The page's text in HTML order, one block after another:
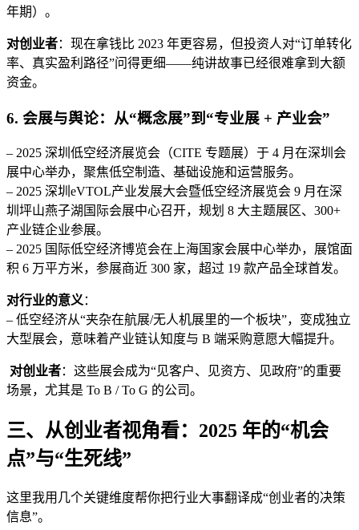
年期）。
对创业者：现在拿钱比 2023 年更容易，但投资人对“订单转化
率、真实盈利路径”问得更细——纯讲故事已经很难拿到大额
资金。
6. 会展与舆论：从“概念展”到“专业展 + 产业会”
– 2025 深圳低空经济展览会（CITE 专题展）于 4 月在深圳会
展中心举办，聚焦低空制造、基础设施和运营服务。
– 2025 深圳eVTOL产业发展大会暨低空经济展览会 9 月在深
圳坪山燕子湖国际会展中心召开，规划 8 大主题展区、300+
产业链企业参展。
– 2025 国际低空经济博览会在上海国家会展中心举办，展馆面
积 6 万平方米，参展商近 300 家，超过 19 款产品全球首发。
对行业的意义：
– 低空经济从“夹杂在航展/无人机展里的一个板块”，变成独立
大型展会，意味着产业链认知度与 B 端采购意愿大幅提升。
对创业者：这些展会成为“见客户、见资方、见政府”的重要
场景，尤其是 To B / To G 的公司。
三、从创业者视角看：2025 年的“机会
点”与“生死线”
这里我用几个关键维度帮你把行业大事翻译成“创业者的决策
信息”。